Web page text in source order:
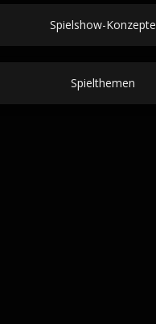
Spielshow-Konzepte
Spielthemen